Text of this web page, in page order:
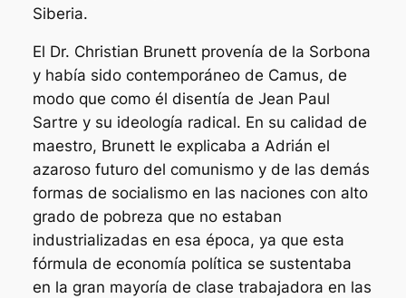
Siberia.
El Dr. Christian Brunett provenía de la Sorbona
y había sido contemporáneo de Camus, de
modo que como él disentía de Jean Paul
Sartre y su ideología radical. En su calidad de
maestro, Brunett le explicaba a Adrián el
azaroso futuro del comunismo y de las demás
formas de socialismo en las naciones con alto
grado de pobreza que no estaban
industrializadas en esa época, ya que esta
fórmula de economía política se sustentaba
en la gran mayoría de clase trabajadora en las